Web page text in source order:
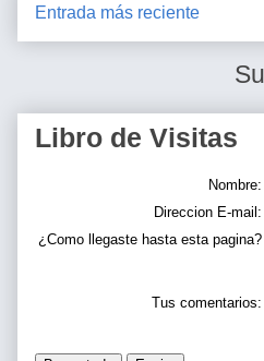
Entrada más reciente
Libro de Visitas
Nombre:
Direccion E-mail:
¿Como llegaste hasta esta pagina?
Tus comentarios: